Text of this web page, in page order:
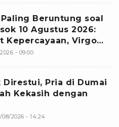
Beruntung soal
10 Agustus 2026:
Kepercayaan, Virgo
- 09:00
Direstui, Pria di Dumai
Kekasih dengan
08/2026 - 14:24